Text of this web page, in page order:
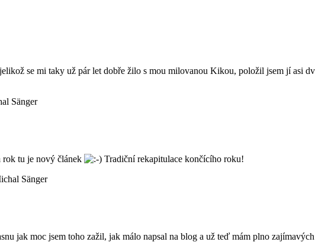
se mi taky už pár let dobře žilo s mou milovanou Kikou, položil jsem jí asi
Sänger
rok tu je nový článek
Tradiční rekapitulace končícího roku!
Sänger
jak moc jsem toho zažil, jak málo napsal na blog a už teď mám plno